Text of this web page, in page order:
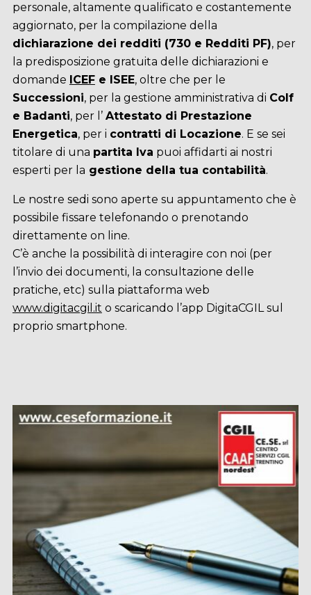
personale, altamente qualificato e costantemente
aggiornato, per la compilazione della
dichiarazione dei redditi (730 e Redditi PF), per
la predisposizione gratuita delle dichiarazioni e
domande ICEFe ISEE, oltre che per le
Successioni, per la gestione amministrativa di Colf
e Badanti, per l’ Attestato di Prestazione
Energetica, per i contratti di Locazione. E se sei
titolare di una partita Iva puoi affidarti ai nostri
esperti per la gestione della tua contabilità.
Le nostre sedi sono aperte su appuntamento che è
possibile fissare telefonando o prenotando
direttamente on line.
C’è anche la possibilità di interagire con noi (per
l’invio dei documenti, la consultazione delle
pratiche, etc) sulla piattaforma web
www.digitacgil.it o scaricando l’app DigitaCGIL sul
proprio smartphone.